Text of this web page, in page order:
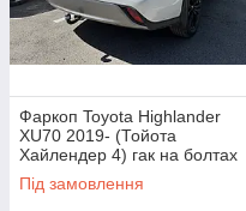
Фаркоп Toyota Highlander
XU70 2019- (Тойота
Хайлендер 4) гак на болтах
Під замовлення